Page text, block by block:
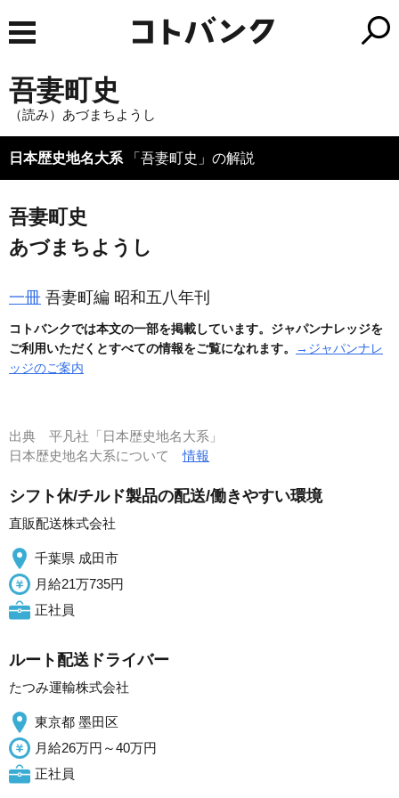
吾妻町史
（読み）あづまちようし
日本歴史地名大系 「吾妻町史」の解説
吾妻町史
あづまちようし
一冊 吾妻町編 昭和五八年刊
コトバンクでは本文の一部を掲載しています。ジャパンナレッジを
ご利用いただくとすべての情報をご覧になれます。
→ジャパンナレ
ッジのご案内
出典 平凡社「日本歴史地名大系」
日本歴史地名大系について情報
シフト休/チルド製品の配送/働きやすい環境
直販配送株式会社
千葉県 成田市
月給21万735円
正社員
ルート配送ドライバー
たつみ運輸株式会社
東京都 墨田区
月給26万円～40万円
正社員